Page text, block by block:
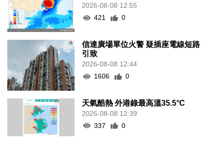
2026-08-08 12:55
421
0
信達廣場單位火警 疑插座電線短路
引致
2026-08-08 12:44
1606
0
天氣酷熱 外港錄最高溫35.5°C
2026-08-08 12:39
337
0